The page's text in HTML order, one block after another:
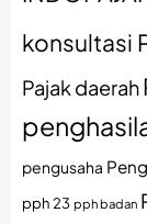
konsultasi
Pajak daerah
pengusaha
pph 23 pph badan